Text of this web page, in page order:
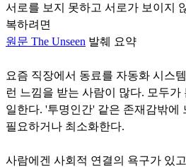
서로를 보지 못하고 서로가 보이지
복하려면
원문 The Unseen 발췌 요약
요즘 직장에서 동료를 자동화 시스
런 느낌을 받는 사람이 많다. 모두가
일한다. '투명인간' 같은 존재감밖에
필요하거나 최소화한다.
사람에겐 사회적 연결의 욕구가 있